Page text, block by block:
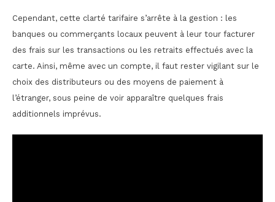
Cependant, cette clarté tarifaire s’arrête à la gestion : les
banques ou commerçants locaux peuvent à leur tour facturer
des frais sur les transactions ou les retraits effectués avec la
carte. Ainsi, même avec un compte, il faut rester vigilant sur le
choix des distributeurs ou des moyens de paiement à
l’étranger, sous peine de voir apparaître quelques frais
additionnels imprévus.